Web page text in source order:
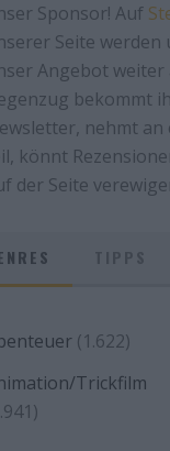
Sponsor! Auf
Seite
Angebot weiter
bekommt
nehmt an
könnt
der Seite
(1.622)
Trickfilm